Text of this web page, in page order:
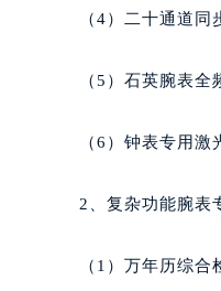
（4）二十通道
（5）石英腕表
（6）钟表专用
2、复杂功能腕表
（1）万年历综